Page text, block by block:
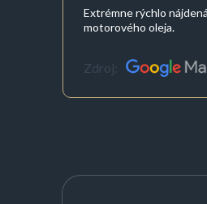
Extrémne rýchlo
motorového oleja.
Zdroj: